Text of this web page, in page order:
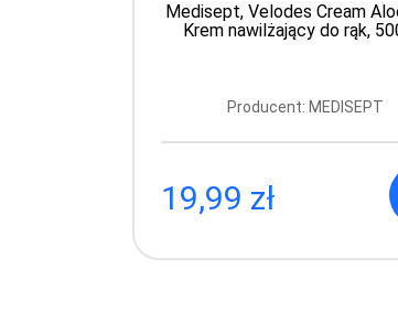
Medisept, Velodes Cream
Krem nawilżający do rąk,
Producent: MEDISEPT
19,99 zł